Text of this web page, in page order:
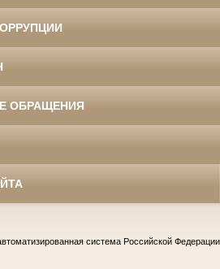
ОБРАЩЕНИЯ
система Российской